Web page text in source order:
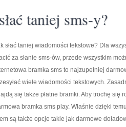
taniej sms-y?
słać taniej wiadomości tekstowe? Dla
za słanie sms-ów, przede wszystkim
bramka sms to najzupełniej
wiele wiadomości tekstowych.
się także płatne bramki. Aby trochę się
bramka sms play. Właśnie dzięki
są także opcje takie jak darmowe